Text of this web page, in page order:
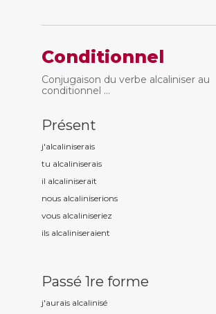
Conditionnel
Conjugaison du verbe alcaliniser au
conditionnel ...
Présent
j'alcaliniserais
tu alcaliniserais
il alcaliniserait
nous alcaliniserions
vous alcaliniseriez
ils alcaliniseraient
Passé 1re forme
j'aurais alcalinisé